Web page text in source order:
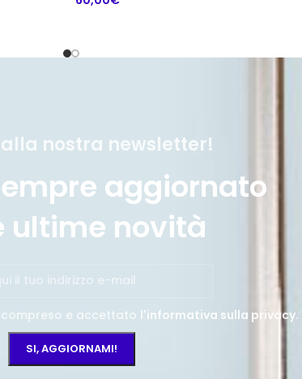
nostra newsletter!
aggiornato
ultime novità
e accettato l'informativa sulla privacy.